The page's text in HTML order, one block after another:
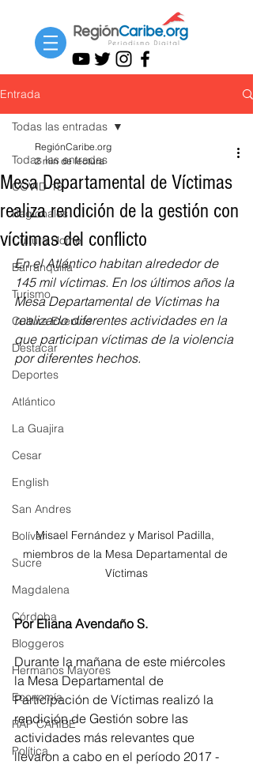
Entrada
Todas las entradas
COVID-19
Regionales
Cultura Home
Barranquilla
Turismo
Cultura Eventos
Destacar
Deportes
Atlántico
La Guajira
Cesar
English
San Andres
Bolívar
Sucre
Magdalena
Córdoba
Bloggeros
Hermanos Mayores
Economía
RAP CARIBE
Política
Todas las entradas
Mesa Departamental de Víctimas
realiza rendición de la gestión con
víctimas del conflicto
RegiónCaribe.org
2 min de lectura
En el Atlántico habitan alrededor de
145 mil víctimas. En los últimos años la
Mesa Departamental de Víctimas ha
realizado diferentes actividades en la
que participan víctimas de la violencia
por diferentes hechos.
Misael Fernández y Marisol Padilla,
miembros de la Mesa Departamental de
Víctimas
Por Eliana Avendaño S.
Durante la mañana de este miércoles
la Mesa Departamental de
Participación de Víctimas realizó la
rendición de Gestión sobre las
actividades más relevantes que
llevaron a cabo en el período 2017 -